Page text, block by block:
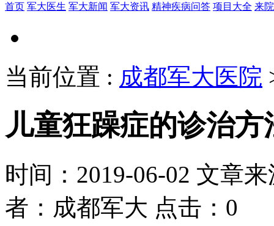
首页 军大医生 军大新闻 军大资讯 精神疾病问答 项目大全 来
当前位置 : 成都军大医院
儿童狂躁症的诊治方
时间：2019-06-02 文章
者：成都军大 点击：0